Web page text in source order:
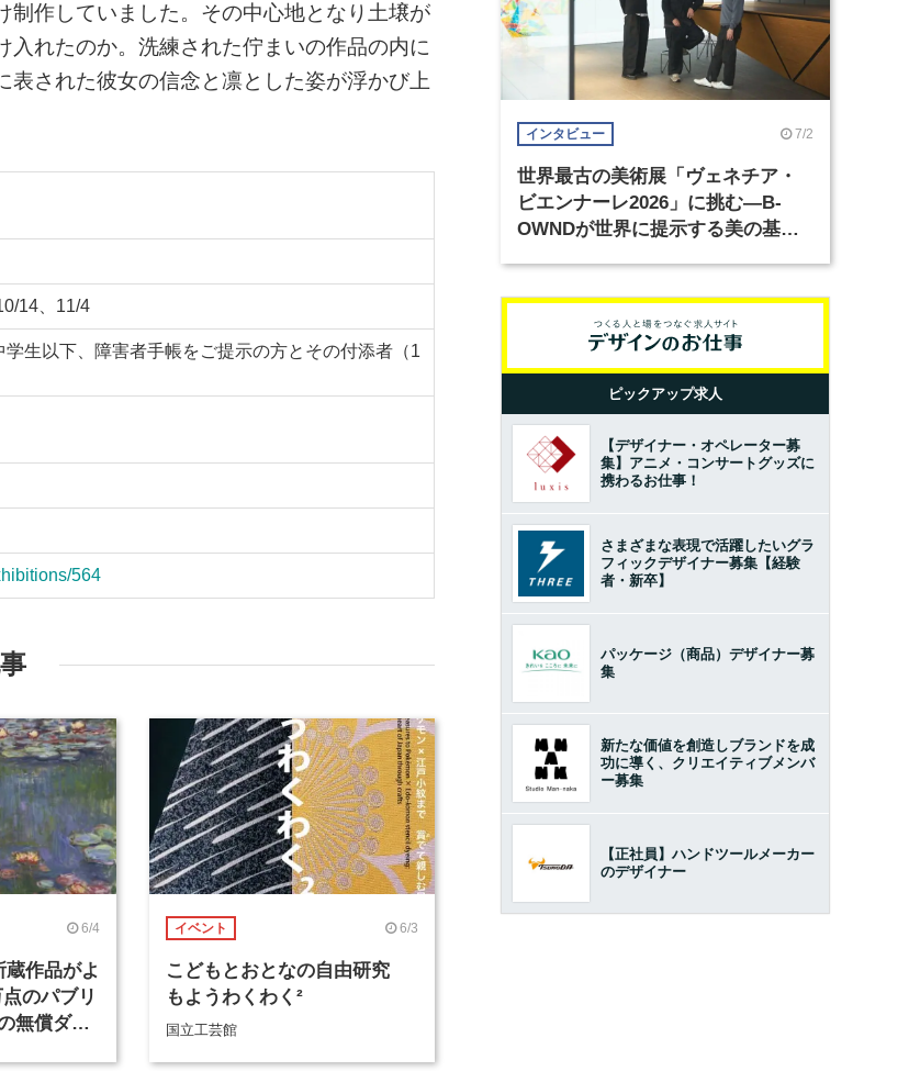
作していました。その中心地となり土壌が
れたのか。洗練された佇まいの作品の内に
された彼女の信念と凛とした姿が浮かび上
14、11/4
生以下、障害者手帳をご提示の方とその付添者（1
564
6/4
蔵作品がよ
のパブリ
無償ダウ
イベント 6/3
こどもとおとなの自由研究
もようわくわく²
国立工芸館
インタビュー 7/2
世界最古の美術展「ヴェネチア・
ビエンナーレ2026」に挑む―B-
OWNDが世界に提示する美の基準
ピックアップ求人
【デザイナー・オペレーター募
集】アニメ・コンサートグッズに
携わるお仕事！
さまざまな表現で活躍したいグラ
フィックデザイナー募集【経験
者・新卒】
パッケージ（商品）デザイナー募
集
新たな価値を創造しブランドを成
功に導く、クリエイティブメンバ
ー募集
【正社員】ハンドツールメーカー
のデザイナー